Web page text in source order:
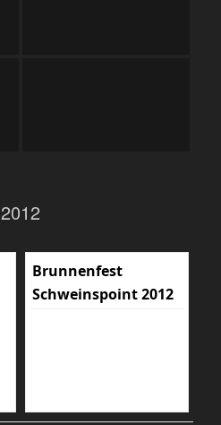
2012
Brunnenfest
Schweinspoint 2012